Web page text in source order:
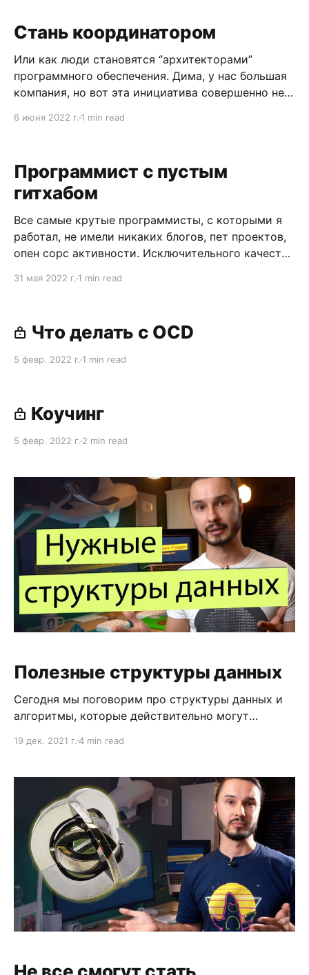
контейнера
Стань координатором
Или как люди становятся “архитекторами”
программного обеспечения. Дима, у нас большая
компания, но вот эта инициатива совершенно не
маленькую часть, которую изначально
планировал, но в
6 июня 2022 г. 1 min read
Программист с пустым
гитхабом
Все самые крутые программисты, с которыми я
работал, не имели никаких блогов, пет проектов,
опен сорс активности. Исключительного качества
истории. История первая. Друг нанимал человека
31 мая 2022 г. 1 min read
Что делать с OCD
5 февр. 2022 г. 1 min read
Коучинг
5 февр. 2022 г. 2 min read
Полезные структуры данных
Сегодня мы поговорим про структуры данных и
алгоритмы, которые действительно могут
которых вы скорее всего не слышали. Часто
нужно, с другой стороны говорят, что алгоритмы
знать обязательно. И те и другие правы. На
стороне первых миллионы программистов,
которые
19 дек. 2021 г. 4 min read